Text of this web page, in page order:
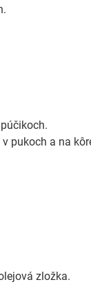
pukoch a na
zložka.